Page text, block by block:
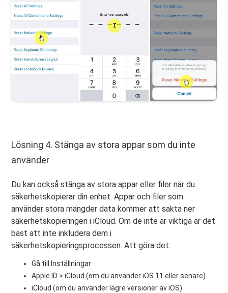
Lösning 4. Stänga av stora appar som du inte
använder
Du kan också stänga av stora appar eller filer när du
säkerhetskopierar din enhet. Appar och filer som
använder stora mängder data kommer att sakta ner
säkerhetskopieringen i iCloud. Om de inte är viktiga är det
bäst att inte inkludera dem i
säkerhetskopieringsprocessen. Att göra det:
Gå till Inställningar
Apple ID > iCloud (om du använder iOS 11 eller senare)
iCloud (om du använder lägre versioner av iOS)